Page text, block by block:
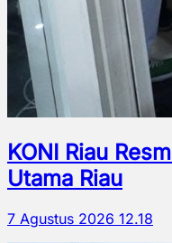
KONI Riau
Utama Riau
7 Agustus 2026 12.18